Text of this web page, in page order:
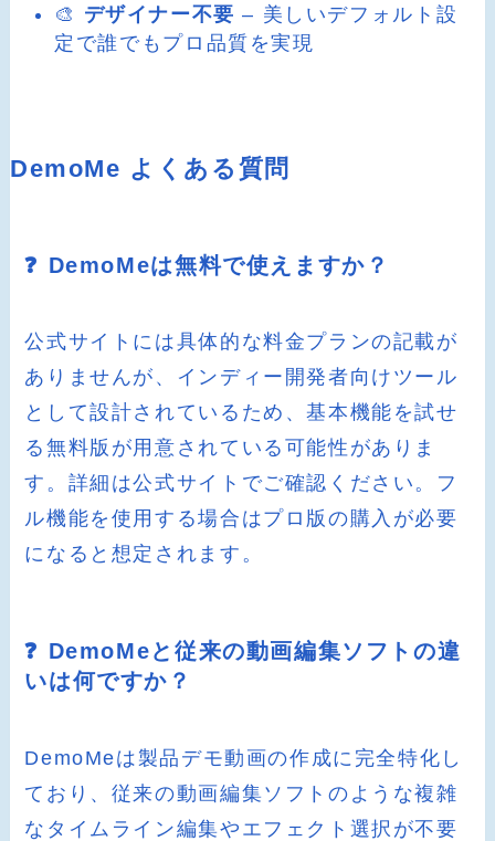
🎨 デザイナー不要 – 美しいデフォルト設
定で誰でもプロ品質を実現
DemoMe よくある質問
❓ DemoMeは無料で使えますか？
公式サイトには具体的な料金プランの記載が
ありませんが、インディー開発者向けツール
として設計されているため、基本機能を試せ
る無料版が用意されている可能性がありま
す。詳細は公式サイトでご確認ください。フ
ル機能を使用する場合はプロ版の購入が必要
になると想定されます。
❓ DemoMeと従来の動画編集ソフトの違
いは何ですか？
DemoMeは製品デモ動画の作成に完全特化し
ており、従来の動画編集ソフトのような複雑
なタイムライン編集やエフェクト選択が不要